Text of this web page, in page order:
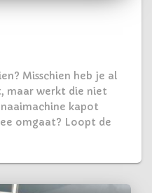
Misschien heb je al
maar werkt die niet
kapot
omgaat? Loopt de